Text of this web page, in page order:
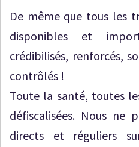
De même que tous les
disponibles et
crédibilisés, renforcés,
contrôlés !
Toute la santé, toutes
défiscalisées. Nous ne
directs et réguliers